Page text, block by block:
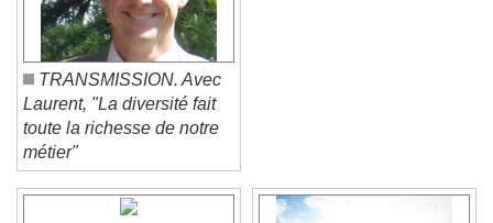
TRANSMISSION. Avec
Laurent, "La diversité fait
toute la richesse de notre
métier"